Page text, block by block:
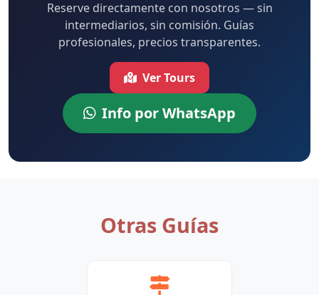
Reserve directamente con nosotros — sin
intermediarios, sin comisión. Guías
profesionales, precios transparentes.
Ver Tours
Info por WhatsApp
Otras Guías